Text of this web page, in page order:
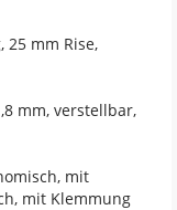
25 mm Rise,
mm, verstellbar,
mit
mit Klemmung